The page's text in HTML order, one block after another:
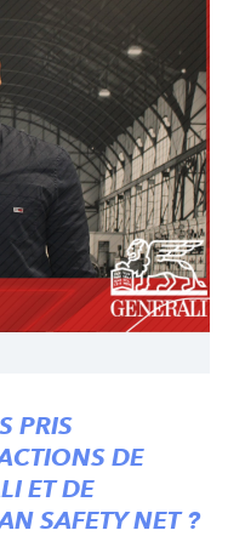
PRIS
DE
ET DE
SAFETY NET ?